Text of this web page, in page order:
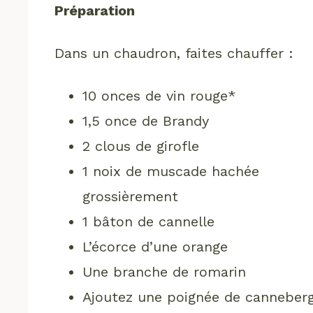
Préparation
Dans un chaudron, faites chauffer :
10 onces de vin rouge*
1,5 once de Brandy
2 clous de girofle
1 noix de muscade hachée
grossièrement
1 bâton de cannelle
L’écorce d’une orange
Une branche de romarin
Ajoutez une poignée de